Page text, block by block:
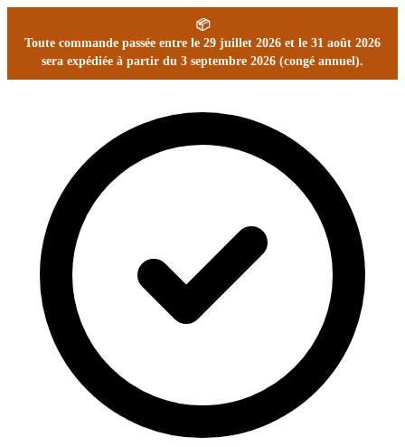
📦
Toute commande passée entre le 29 juillet 2026 et le 31 août 2026
sera expédiée à partir du 3 septembre 2026 (congé annuel).